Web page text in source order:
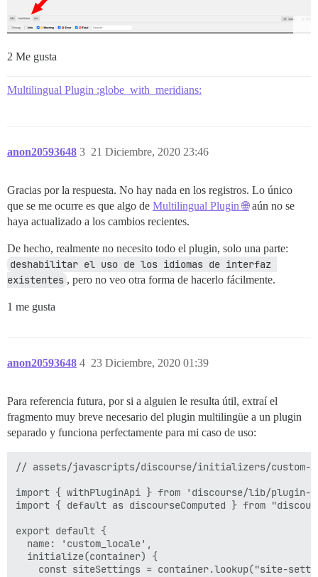
2 Me gusta
Multilingual Plugin :globe_with_meridians:
anon20593648 21 Diciembre, 2020 23:46
3
Gracias por la respuesta. No hay nada en los registros. Lo único
que se me ocurre es que algo de Multilingual Plugin 🌐aún no se
haya actualizado a los cambios recientes.
De hecho, realmente no necesito todo el plugin, solo una parte:
deshabilitar el uso de los idiomas de interfaz
existentes , pero no veo otra forma de hacerlo fácilmente.
1 me gusta
anon20593648 23 Diciembre, 2020 01:39
4
Para referencia futura, por si a alguien le resulta útil, extraí el
fragmento muy breve necesario del plugin multilingüe a un plugin
separado y funciona perfectamente para mi caso de uso:
// assets/javascripts/discourse/initializers/
import { withPluginApi } from 'discourse/lib/plugin-
import { default as discourseComputed } from
export default {
  name: 'custom_locale',
  initialize(container) {
const siteSettings = container.lookup("site-